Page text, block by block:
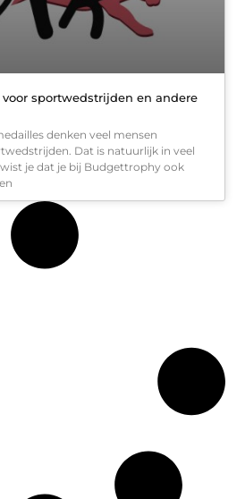
sportwedstrijden en andere
denken veel mensen
Dat is natuurlijk in veel
je dat je bij Budgettrophy ook